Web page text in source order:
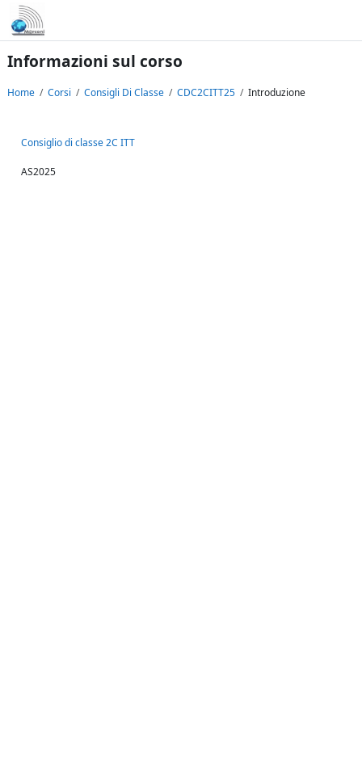
Vai al contenuto principale
Informazioni sul corso
Home Corsi Consigli Di Classe CDC2CITT25 Introduzione
Consiglio di classe 2C ITT
AS2025